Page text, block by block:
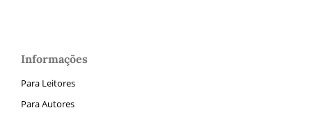
Informações
Para Leitores
Para Autores